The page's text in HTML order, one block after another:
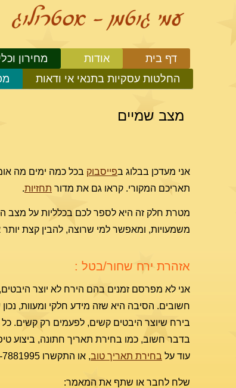
דף בית אודות מחירון
החלטות עסקיות בתנאי אי ודאות
מצב שמיים
אני מעדכן בבלוג בפייסבוק בכל כמה ימים מה
תאריכם המקורי. קראו גם את מדור תחזיות.
מטרת חלק זה היא לספר לכם בכלליות על מצב
משמעויות, ומאפשר למי שרוצה, להבין קצת יותר
אזהרת ירח שחור/בטל :
חשובים. הסיבה היא שזה מידע חלקי ומעוות,
בירח שיוצר היבטים קשים, לפעמים רק קשים. כל
בדבר חשוב, כמו בחירת תאריך חתונה, ביצוע
עוד על בחירת תאריך טוב, או התקשרו 050-7881995 לפרטים.
שלח לחבר או שתף את המאמר: